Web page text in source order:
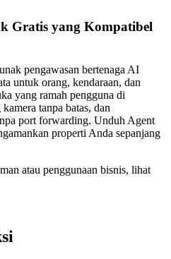
Gratis yang Kompatibel
pengawasan bertenaga AI
untuk orang, kendaraan, dan
yang ramah pengguna di
tanpa batas, dan
port forwarding. Unduh Agent
properti Anda sepanjang
atau penggunaan bisnis, lihat